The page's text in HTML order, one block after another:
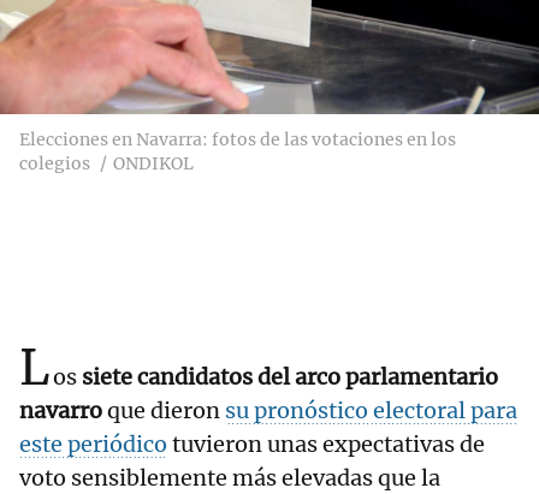
Elecciones en Navarra: fotos de las votaciones en los
colegios
ONDIKOL
Los siete candidatos del arco parlamentario
navarroque dieron su pronóstico electoral para
este periódico tuvieron unas expectativas de
voto sensiblemente más elevadas que la